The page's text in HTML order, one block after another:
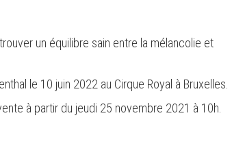
un équilibre sain entre la mélancolie et
le 10 juin 2022 au Cirque Royal à Bruxelles.
à partir du jeudi 25 novembre 2021 à 10h.